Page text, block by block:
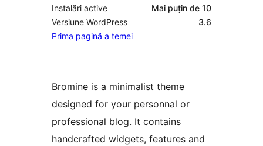
Instalări active
Mai puțin de 10
Versiune WordPress
3.6
Prima pagină a temei
Bromine is a minimalist theme
designed for your personnal or
professional blog. It contains
handcrafted widgets, features and